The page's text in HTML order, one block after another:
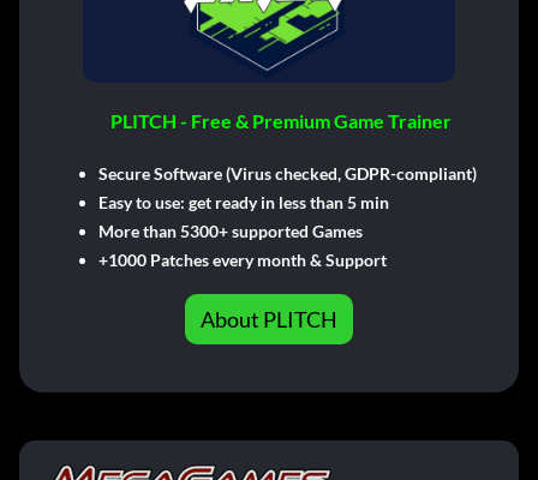
PLITCH - Free & Premium Game Trainer
Secure Software (Virus checked, GDPR-compliant)
Easy to use: get ready in less than 5 min
More than 5300+ supported Games
+1000 Patches every month & Support
About PLITCH